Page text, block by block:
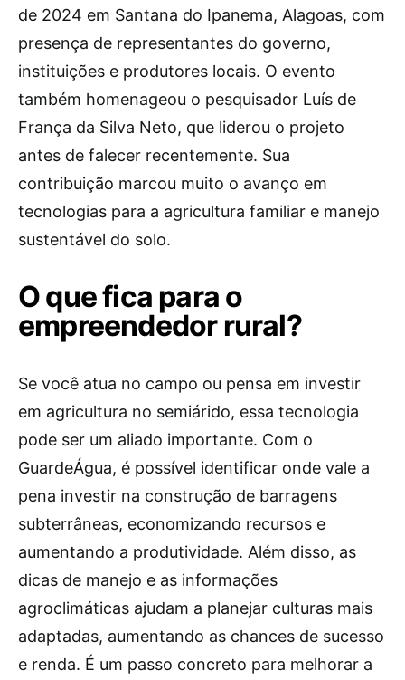
de 2024 em Santana do Ipanema, Alagoas, com
presença de representantes do governo,
instituições e produtores locais. O evento
também homenageou o pesquisador Luís de
França da Silva Neto, que liderou o projeto
antes de falecer recentemente. Sua
contribuição marcou muito o avanço em
tecnologias para a agricultura familiar e manejo
sustentável do solo.
O que fica para o
empreendedor rural?
Se você atua no campo ou pensa em investir
em agricultura no semiárido, essa tecnologia
pode ser um aliado importante. Com o
GuardeÁgua, é possível identificar onde vale a
pena investir na construção de barragens
subterrâneas, economizando recursos e
aumentando a produtividade. Além disso, as
dicas de manejo e as informações
agroclimáticas ajudam a planejar culturas mais
adaptadas, aumentando as chances de sucesso
e renda. É um passo concreto para melhorar a